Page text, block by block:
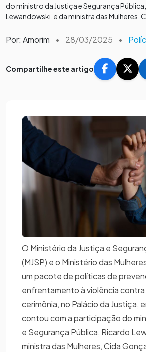
do ministro da Justiça e Segurança
Lewandowski, e da ministra das Mulheres,
Por: Amorim • 28/03/2025 •
Compartilhe este artigo
O Ministério da Justiça e
(MJSP) e o Ministério das
um pacote de políticas de
enfrentamento à violência contra
cerimônia, no Palácio da Justiça,
contou com a participação do
e Segurança Pública, Ricardo
ministra das Mulheres, Cida